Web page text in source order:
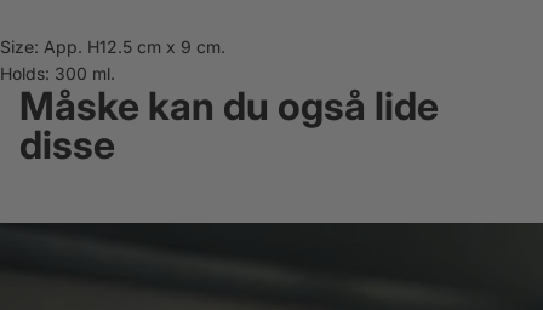
Size: App. H12.5 cm x 9 cm.
Holds: 300 ml.
Måske kan du også lide
disse